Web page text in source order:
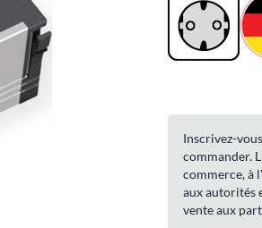
Inscrivez-
commander.
commerce, à
aux autorités
vente aux